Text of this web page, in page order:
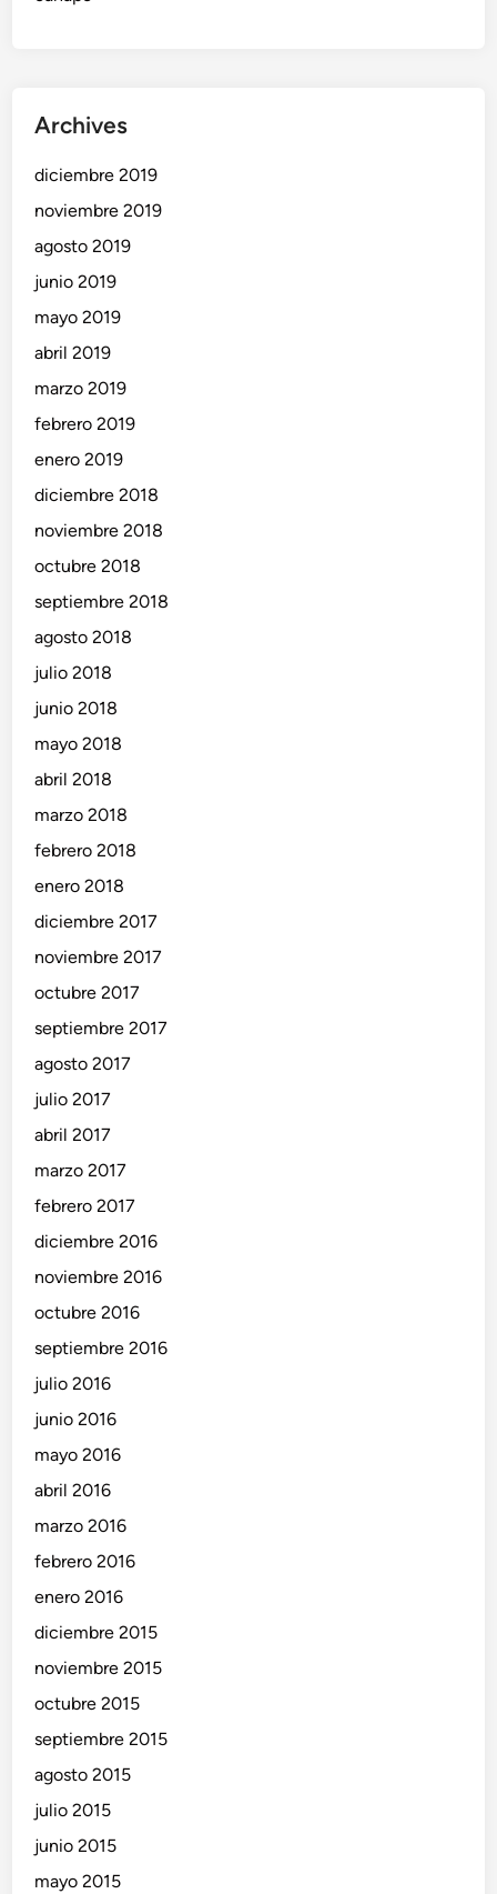
Archives
diciembre 2019
noviembre 2019
agosto 2019
junio 2019
mayo 2019
abril 2019
marzo 2019
febrero 2019
enero 2019
diciembre 2018
noviembre 2018
octubre 2018
septiembre 2018
agosto 2018
julio 2018
junio 2018
mayo 2018
abril 2018
marzo 2018
febrero 2018
enero 2018
diciembre 2017
noviembre 2017
octubre 2017
septiembre 2017
agosto 2017
julio 2017
abril 2017
marzo 2017
febrero 2017
diciembre 2016
noviembre 2016
octubre 2016
septiembre 2016
julio 2016
junio 2016
mayo 2016
abril 2016
marzo 2016
febrero 2016
enero 2016
diciembre 2015
noviembre 2015
octubre 2015
septiembre 2015
agosto 2015
julio 2015
junio 2015
mayo 2015